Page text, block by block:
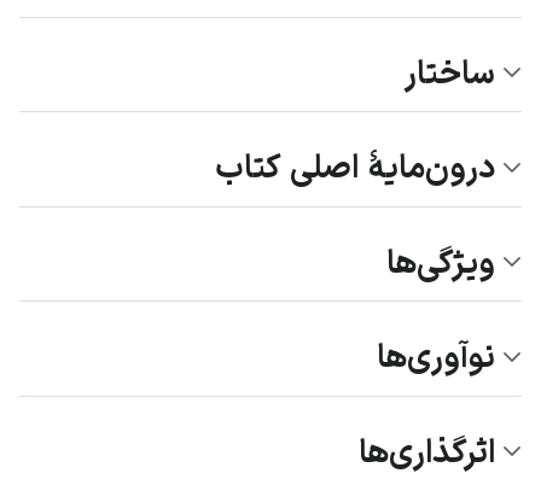
ساختار
درون‌مایۀ اصلی کتاب
ویژگی‌ها
نوآوری‌ها
اثرگذاری‌ها